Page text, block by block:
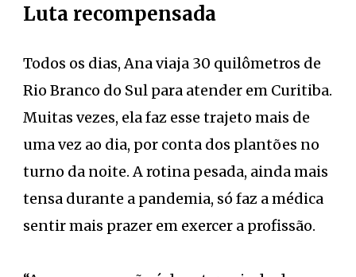
Luta recompensada
Todos os dias, Ana viaja 30 quilômetros de
Rio Branco do Sul para atender em Curitiba.
Muitas vezes, ela faz esse trajeto mais de
uma vez ao dia, por conta dos plantões no
turno da noite. A rotina pesada, ainda mais
tensa durante a pandemia, só faz a médica
sentir mais prazer em exercer a profissão.